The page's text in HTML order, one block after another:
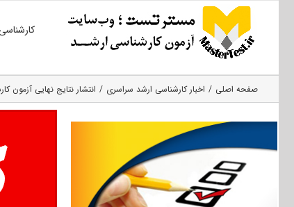
صفحه اصلی اخبار کارشناسی ارشد سراسری انتشار نتایج نهایی آزمون کارشناسی ارشد